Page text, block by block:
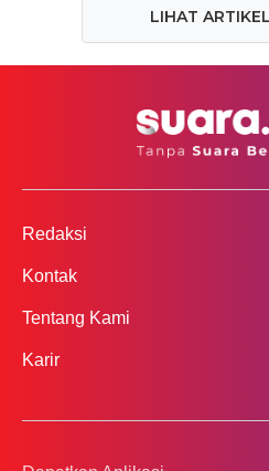
LIHAT
Redaksi
Kontak
Tentang Kami
Karir